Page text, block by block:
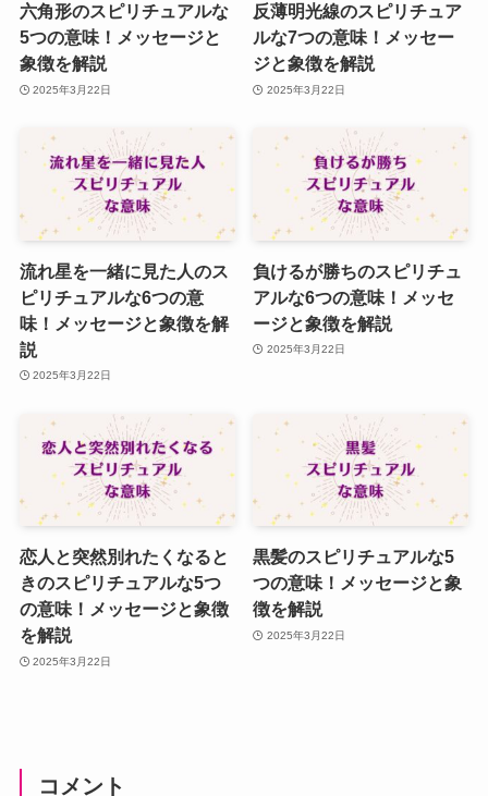
六角形のスピリチュアルな
5つの意味！メッセージと
象徴を解説
2025年3月22日
反薄明光線のスピリチュア
ルな7つの意味！メッセー
ジと象徴を解説
2025年3月22日
流れ星を一緒に見た人のス
ピリチュアルな6つの意
味！メッセージと象徴を解
説
2025年3月22日
負けるが勝ちのスピリチュ
アルな6つの意味！メッセ
ージと象徴を解説
2025年3月22日
恋人と突然別れたくなると
きのスピリチュアルな5つ
の意味！メッセージと象徴
を解説
2025年3月22日
黒髪のスピリチュアルな5
つの意味！メッセージと象
徴を解説
2025年3月22日
コメント